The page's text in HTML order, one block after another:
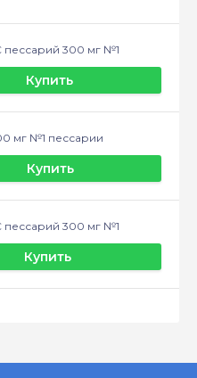
300 мг №1
Купить
мг №1 пессарии
Купить
300 мг №1
Купить